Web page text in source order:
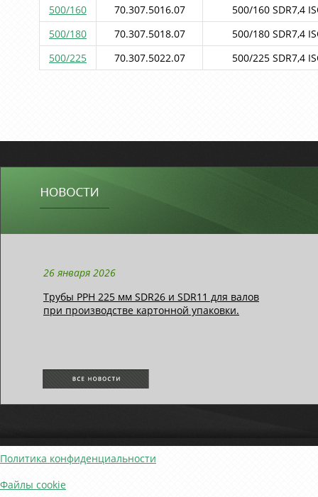
500/160 70.307.5016.07
500/160 SDR7,4
500/180
70.307.5018.07
500/180 SDR7,4
500/225
70.307.5022.07 500/225 SDR7,4
26 января 2026
Трубы РРН 225 мм SDR26 и SDR11 для валов
при производстве картонной упаковки.
Политика конфиденциальности
Файлы cookie